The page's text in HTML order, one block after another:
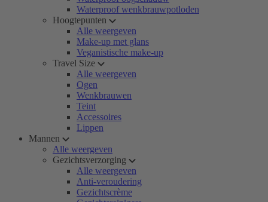
Waterproof wenkbrauwpotloden
Hoogtepunten
Alle weergeven
Make-up met glans
Veganistische make-up
Travel Size
Alle weergeven
Ogen
Wenkbrauwen
Teint
Accessoires
Lippen
Mannen
Alle weergeven
Gezichtsverzorging
Alle weergeven
Anti-veroudering
Gezichtscrème